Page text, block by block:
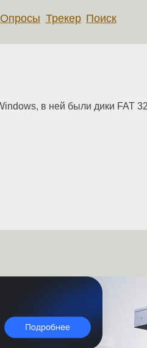
Опросы Трекер Поиск
в ней были дики FAT